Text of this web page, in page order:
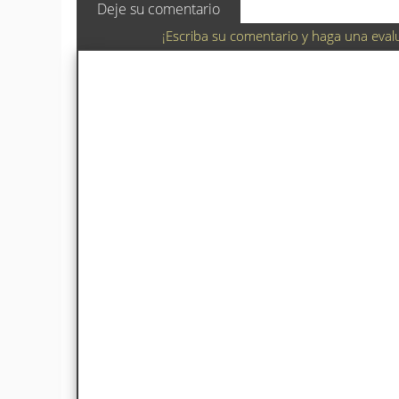
Deje su comentario
¡Escriba su comentario y haga una